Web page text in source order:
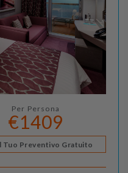
Per Persona
€1409
Tuo Preventivo Gratuito